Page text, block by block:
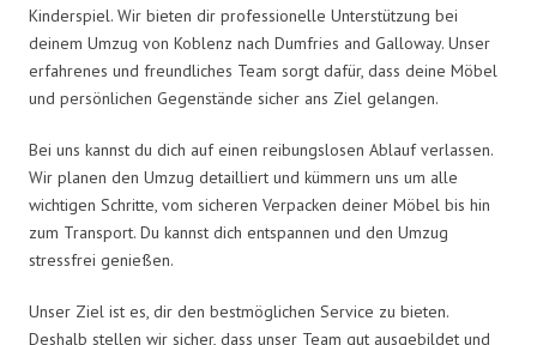
Kinderspiel. Wir bieten dir professionelle Unterstützung bei
deinem Umzug von Koblenz nach Dumfries and Galloway. Unser
erfahrenes und freundliches Team sorgt dafür, dass deine Möbel
und persönlichen Gegenstände sicher ans Ziel gelangen.
Bei uns kannst du dich auf einen reibungslosen Ablauf verlassen.
Wir planen den Umzug detailliert und kümmern uns um alle
wichtigen Schritte, vom sicheren Verpacken deiner Möbel bis hin
zum Transport. Du kannst dich entspannen und den Umzug
stressfrei genießen.
Unser Ziel ist es, dir den bestmöglichen Service zu bieten.
Deshalb stellen wir sicher, dass unser Team gut ausgebildet und